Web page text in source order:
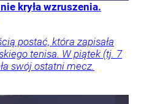
kryła wzruszenia.
postać, która zapisała
tenisa. W piątek (tj. 7
swój ostatni mecz.